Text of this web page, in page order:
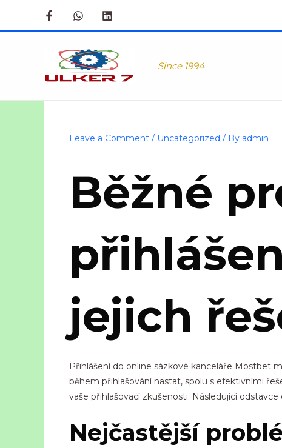
Since 1994
Leave a Comment / Uncategorized / By admin
Běžné
jejich
Přihlášení do online sázkové kanceláře Mostbet
během přihlašování nastat, spolu s efektivními
vaše přihlašovací zkušenosti. Následující
Nejčastější